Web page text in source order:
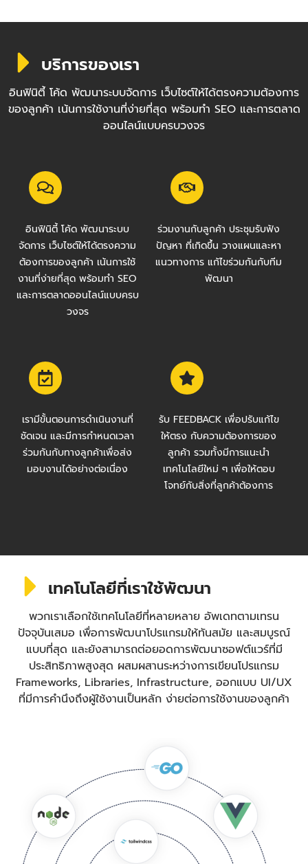
บริการของเรา
อินฟินิตี้ โค้ด พัฒนาระบบจัดการ เว็บไซต์ให้ได้ตรงความต้องการ
ของลูกค้า เน้นการใช้งานที่ง่ายที่สุด พร้อมทำ SEO และการตลาด
ออนไลน์แบบครบวงจร
อินฟินิตี้ โค้ด พัฒนาระบบ
จัดการ เว็บไซต์ให้ได้ตรงความ
ต้องการของลูกค้า เน้นการใช้
งานที่ง่ายที่สุด พร้อมทำ SEO
และการตลาดออนไลน์แบบครบ
วงจร
ร่วมงานกับลูกค้า ประชุมรับฟัง
ปัญหา ที่เกิดขึ้น วางแผนและหา
แนวทางการ แก้ไขร่วมกันกับทีม
พัฒนา
เรามีขั้นตอนการดำเนินงานที่
ชัดเจน และมีการกำหนดเวลา
ร่วมกันกับทางลูกค้าเพื่อส่ง
มอบงานได้อย่างต่อเนื่อง
รับ FEEDBACK เพื่อปรับแก้ไข
ให้ตรง กับความต้องการของ
ลูกค้า รวมทั้งมีการแนะนำ
เทคโนโลยีใหม่ ๆ เพื่อให้ตอบ
โจทย์กับสิ่งที่ลูกค้าต้องการ
เทคโนโลยีที่เราใช้พัฒนา
พวกเราเลือกใช้เทคโนโลยีที่หลายหลาย อัพเดทตามเทรน
ปัจจุบันเสมอ เพื่อการพัฒนาโปรแกรมให้ทันสมัย และสมบูรณ์
แบบที่สุด และยังสามารถต่อยอดการพัฒนาซอฟต์แวร์ที่มี
ประสิทธิภาพสูงสุด ผสมผสานระหว่างการเขียนโปรแกรม
Frameworks, Libraries, Infrastructure, ออกแบบ UI/UX
ที่มีการคำนึงถึงผู้ใช้งานเป็นหลัก ง่ายต่อการใช้งานของลูกค้า